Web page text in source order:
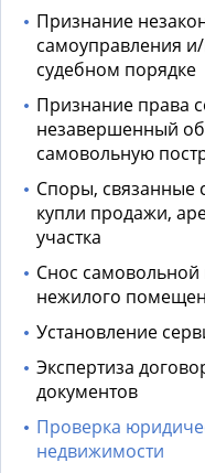
Признание
самоуправления
судебном порядке
Признание права
незавершенный
самовольную
Споры, связанные
купли продажи,
участка
Снос самовольной
нежилого
Установление
Экспертиза
документов
Проверка
недвижимости